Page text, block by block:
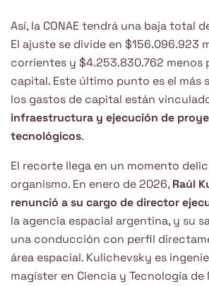
Así, la CONAE tendrá una baja total
El ajuste se divide en $156.096.923
corrientes y $4.253.830.762 menos
capital. Este último punto es el más
los gastos de capital están
infraestructura y ejecución de
tecnológicos.
El recorte llega en un momento
organismo. En enero de 2026, Raúl
renunció a su cargo de director
la agencia espacial argentina, y su
una conducción con perfil
área espacial. Kulichevsky es
magíster en Ciencia y Tecnología de